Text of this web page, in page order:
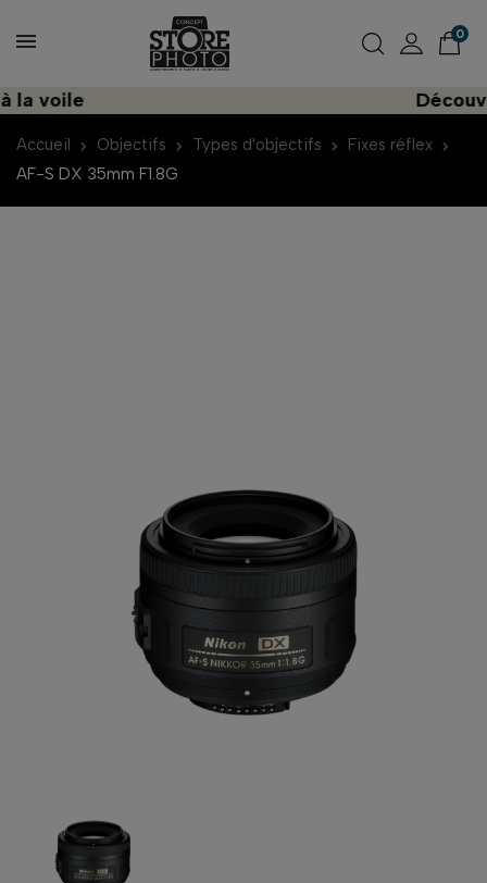
0
Accueil Objectifs Types d'objectifs
Fixes réflex
AF-S DX 35mm F1.8G